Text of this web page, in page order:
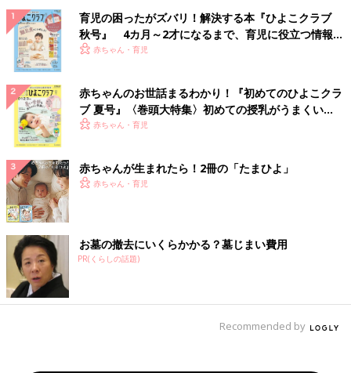
あのとき「気にしないで」と、言われて救われた母
たちの声
「うちの子も１時間以上、平気で泣いていました。本当に何をし
ても泣き止まないんです。
集合住宅でしたが、ご近所はみんな良い人で、真上の方は『赤ち
ゃんの泣き声は、聞こえても懐かしく可愛いと思うだけだから、
気にしないで』と。
隣の方は『困ったことがあったら言ってね、抱っこくらい代われ
るから』と。
本音は『うるせー』と、思っていたかもしれませんが、私は涙が
出るほど嬉しかったです」
「１日中、泣き叫ぶ子でした。お隣さんから『大変ね〜、お向か
いさんは思春期が大変だったのよ〜。いくつになっても子育ては
大変よね〜、あははは』と、笑い飛ばしてくれて気が楽になりま
した」
「賃貸マンションに住んでいます。コロナ禍での出産でした。眠
育児の困ったがズバリ！解決する本『ひよこクラブ
秋号』 4カ月～2才になるまで、育児に役立つ情報が
いっぱい！
赤ちゃん・育児
赤ちゃんのお世話まるわかり！『初めてのひよこクラ
ブ 夏号』〈巻頭大特集〉初めての授乳がうまくい
く！ おっぱい・ミルクの基本と夏のトラブル 解決テ
赤ちゃん・育児
赤ちゃんが生まれたら！2冊の「たまひよ」
赤ちゃん・育児
お墓の撤去にいくらかかる？墓じまい費用
PR(くらしの話題)
Recommended by